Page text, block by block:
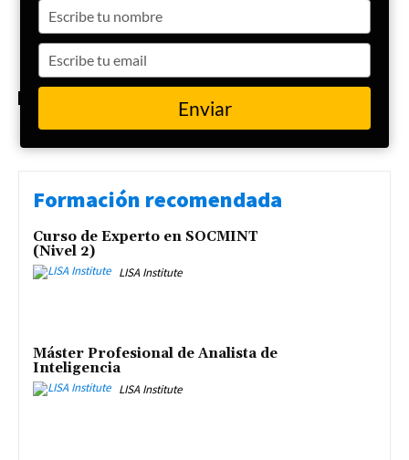
La importancia de la psicología
oscura y el lenguaje corporal
en la criminología
Formación recomendada
Curso de Experto en SOCMINT
(Nivel 2)
LISA Institute
Máster Profesional de Analista de
Inteligencia
LISA Institute
your
name
your
email
Enviar